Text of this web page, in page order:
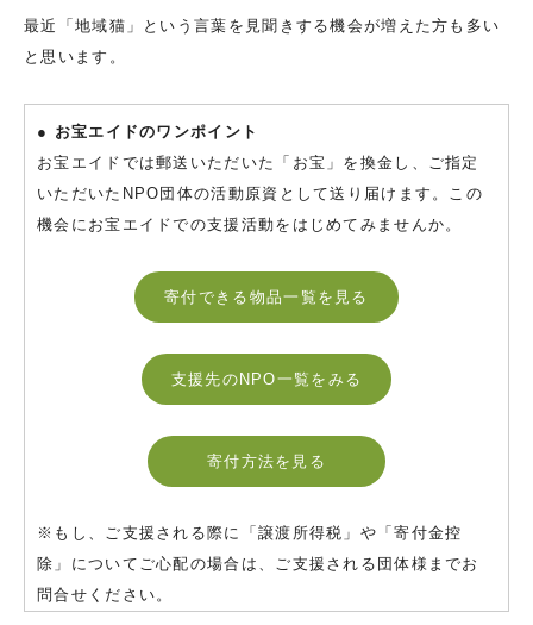
最近「地域猫」という言葉を見聞きする機会が増えた方も多い
と思います。
● お宝エイドのワンポイント
お宝エイドでは郵送いただいた「お宝」を換金し、ご指定
いただいたNPO団体の活動原資として送り届けます。この
機会にお宝エイドでの支援活動をはじめてみませんか。
寄付できる物品一覧を見る
支援先のNPO一覧をみる
寄付方法を見る
※もし、ご支援される際に「譲渡所得税」や「寄付金控
除」についてご心配の場合は、ご支援される団体様までお
問合せください。